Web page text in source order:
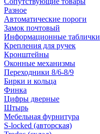
Разное
Автоматические пороги
Замок почтовый
Информационные таблички
Крепления для ручек
Кронштейны
Оконные механизмы
Переходники 8/6-8/9
Бирки и кольца
Финка
Цифры дверные
Штырь
Мебельная фурнитура
S-locked (авторская)